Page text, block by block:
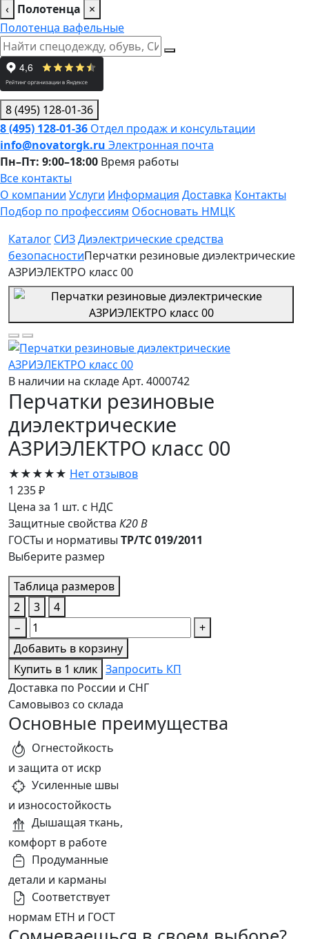
‹ Полотенца
×
Полотенца вафельные
8 (495) 128-01-36
8 (495) 128-01-36 Отдел продаж и консультации
info@novatorgk.ru Электронная почта
Пн–Пт: 9:00–18:00 Время работы
Все контакты
О компании Услуги Информация Доставка Контакты
Подбор по профессиям Обосновать НМЦК
Каталог СИЗДиэлектрические средства
безопасностиПерчатки резиновые диэлектрические
АЗРИЭЛЕКТРО класс 00
В наличии на складеАрт. 4000742
Перчатки резиновые
диэлектрические
АЗРИЭЛЕКТРО класс 00
★★★★★ Нет отзывов
1 235 ₽
Цена за 1 шт. с НДС
Защитные свойства К20В
ГОСТы и нормативы ТР/ТС 019/2011
Выберите размер
Таблица размеров
2
3
4
−
+
Добавить в корзину
Купить в 1 клик Запросить КП
Доставка по России и СНГ
Самовывоз со склада
Основные преимущества
Огнестойкость
и защита от искр
Усиленные швы
и износостойкость
Дышащая ткань,
комфорт в работе
Продуманные
детали и карманы
Соответствует
нормам ЕТН и ГОСТ